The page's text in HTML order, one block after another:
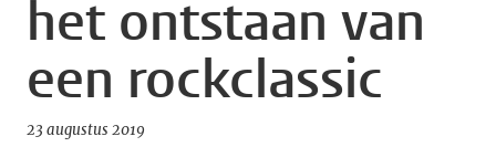
het ontstaan van
een rockclassic
23 augustus 2019